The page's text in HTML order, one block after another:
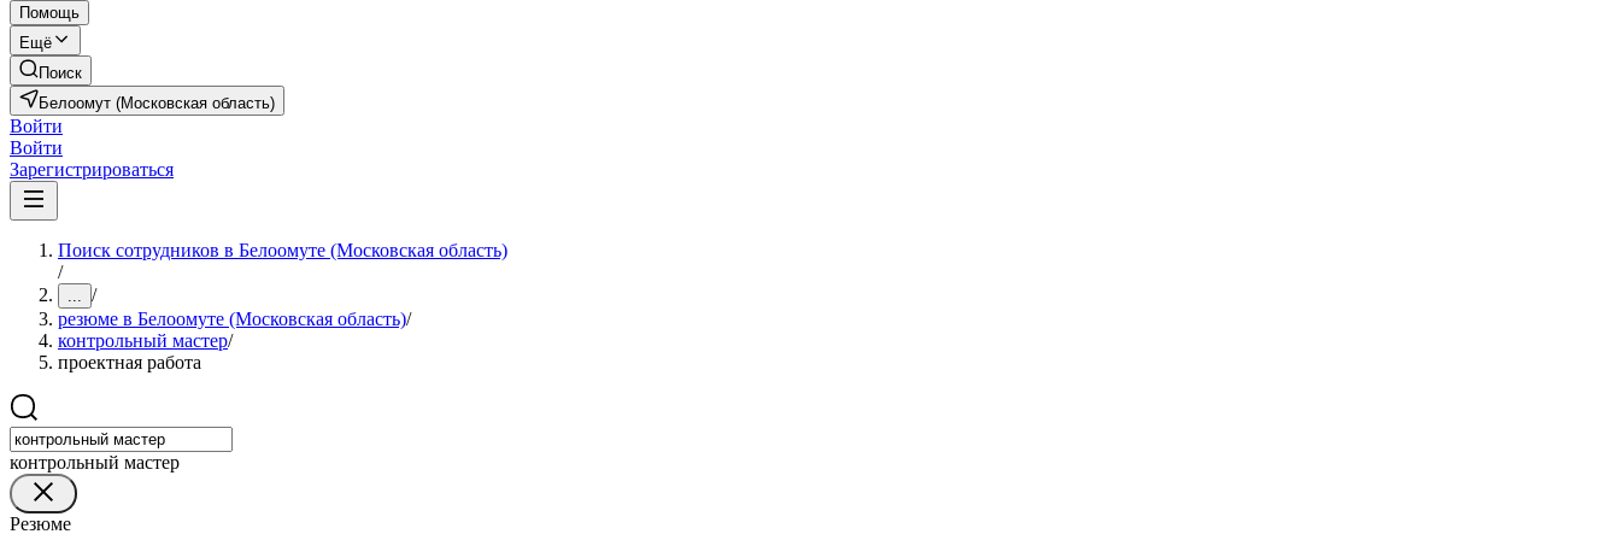
Помощь
Ещё
Поиск
Белоомут (Московская область)
Войти
Войти
Зарегистрироваться
Поиск сотрудников в Белоомуте (Московская область)
/
... /
резюме в Белоомуте (Московская область)/
контрольный мастер/
проектная работа
контрольный мастер
Резюме